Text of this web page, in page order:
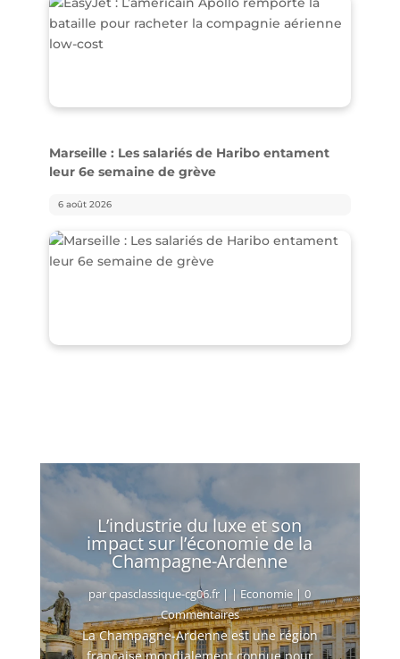
Marseille : Les salariés de Haribo entament
leur 6e semaine de grève
6 août 2026
L’industrie du luxe et son
impact sur l’économie de la
Champagne-Ardenne
parcpasclassique-cg06.fr | | Economie | 0
Commentaires
La Champagne-Ardenne est une région